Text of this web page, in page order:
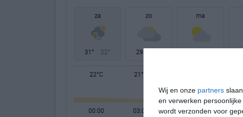
Wij en onze partners
en verwerken
wordt verzonden voor
za
31° 22°
zo
29°
ma
22°C 21°C
00:00 03:00 06:00 09:00